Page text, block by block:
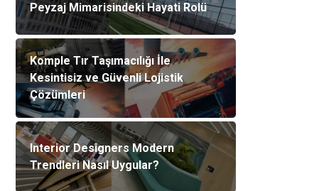
Peyzaj Mimarisindeki Hayati Rolü
Komple Tır Taşımacılığı İle
Kesintisiz ve Güvenli Lojistik
Çözümleri
Interior Designers Modern
Trendleri Nasıl Uygular?